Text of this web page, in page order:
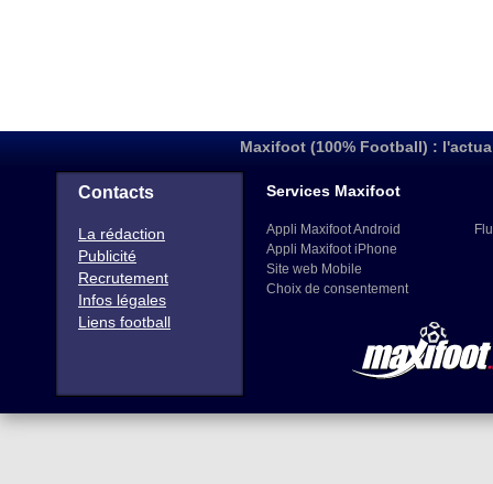
Maxifoot (100% Football) :
Contacts
La rédaction
Publicité
Recrutement
Infos légales
Liens football
Services Maxifoot
Appli Maxifoot Android
Appli Maxifoot iPhone
Site web Mobile
Choix de consentement